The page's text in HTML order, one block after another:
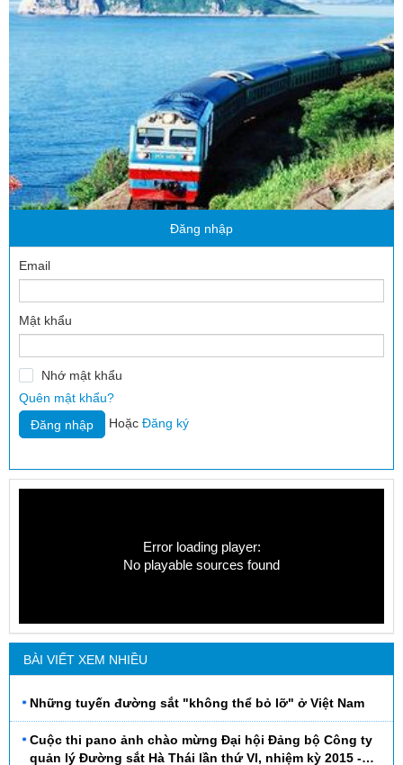
Đăng nhập
Email
Mật khẩu
Nhớ mật khẩu
Quên mật khẩu?
Hoặc Đăng ký
Error loading player:
No playable sources found
BÀI VIẾT XEM NHIỀU
Những tuyến đường sắt "không thể bỏ lỡ" ở Việt Nam
Cuộc thi pano ảnh chào mừng Đại hội Đảng bộ Công ty
quản lý Đường sắt Hà Thái lần thứ VI, nhiệm kỳ 2015 -